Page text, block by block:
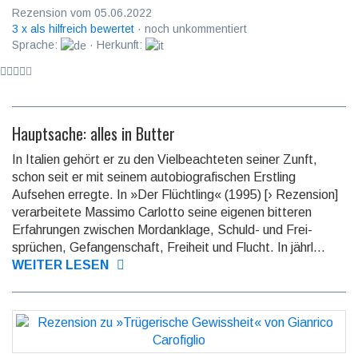
Rezension vom 05.06.2022
3 x als hilfreich bewertet · noch unkommentiert
Sprache:
· Herkunft:
Hauptsache: alles in Butter
In Italien gehört er zu den Vielbeachteten seiner Zunft,
schon seit er mit seinem auto­biografi­schen Erstling
Aufsehen erregte. In »Der Flüchtling« (1995) [› Rezension]
verarbei­tete Massimo Carlotto seine eigenen bitteren
Erfah­rungen zwischen Mord­anklage, Schuld- und Frei­
sprüchen, Gefangen­schaft, Freiheit und Flucht. In jähr­l...
WEITER LESEN